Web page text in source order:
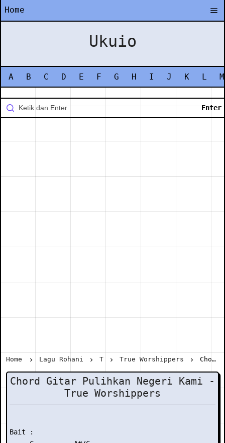
Home
Ukuio
A B C D E F G H I J K L M
Home Lagu Rohani T True Worshippers Chord Gitar Pulihkan Negeri Kami - True Worshippers
Chord Gitar Pulihkan Negeri Kami -
True Worshippers
Bait :